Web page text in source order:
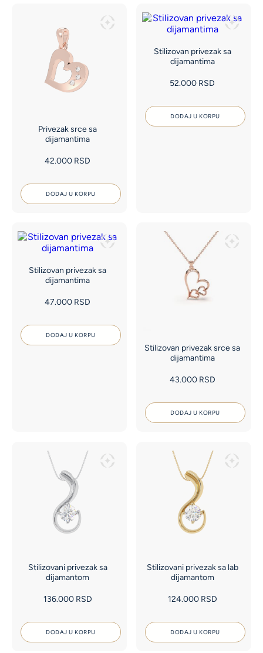
Privezak srce sa
dijamantima
42.000 RSD
DODAJ U KORPU
Stilizovan privezak sa
dijamantima
52.000 RSD
DODAJ U KORPU
Stilizovan privezak sa
dijamantima
47.000 RSD
DODAJ U KORPU
Stilizovan privezak srce sa
dijamantima
43.000 RSD
DODAJ U KORPU
Stilizovani privezak sa
dijamantom
136.000 RSD
DODAJ U KORPU
Stilizovani privezak sa lab
dijamantom
124.000 RSD
DODAJ U KORPU